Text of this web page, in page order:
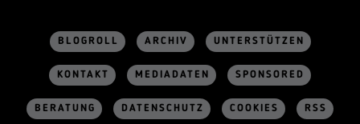
BLOGROLL ARCHIV UNTERSTÜTZEN
KONTAKT MEDIADATEN SPONSORED
BERATUNG DATENSCHUTZ COOKIES RSS